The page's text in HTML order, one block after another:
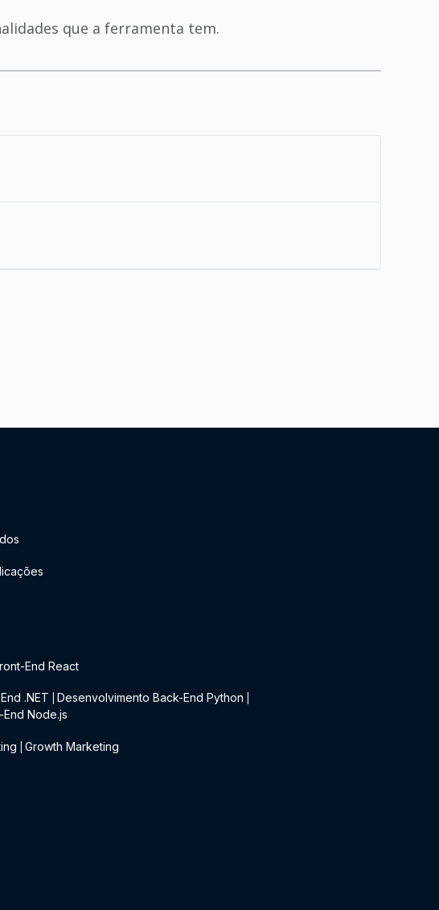
que a ferramenta tem.
End React
.NET Desenvolvimento Back-End Python
Node.js
Growth Marketing